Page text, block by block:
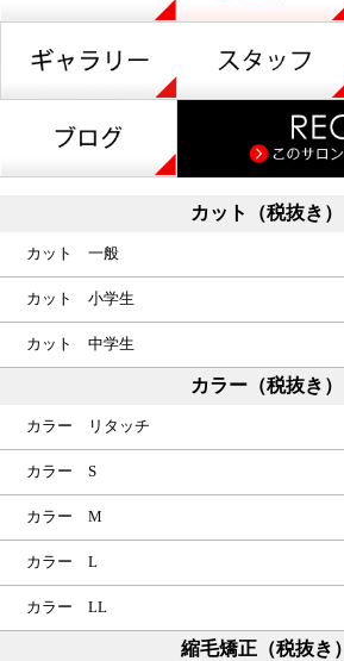
カット（税抜き）
カット 一般
カット 小学生
カット 中学生
カラー（税抜き）
カラー リタッチ
カラー S
カラー M
カラー L
カラー LL
縮毛矯正（税抜き）